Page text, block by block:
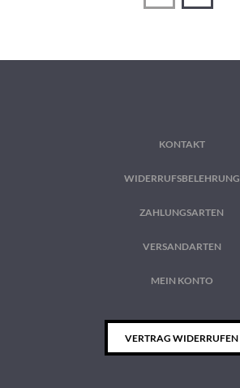
KONTAKT
WIDERRUFSBELEHRUNG
ZAHLUNGSARTEN
VERSANDARTEN
MEIN KONTO
VERTRAG WIDERRUFEN